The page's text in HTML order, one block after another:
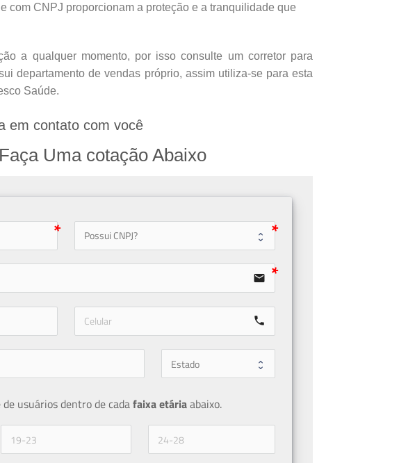
com CNPJ proporcionam a proteção e a tranquilidade que
a qualquer momento, por isso consulte um corretor para
departamento de vendas próprio, assim utiliza-se para esta
Saúde.
em contato com você
Faça Uma cotação Abaixo
icon-user
email
icon-phone call
usuários dentro de cada faixa etária abaixo.